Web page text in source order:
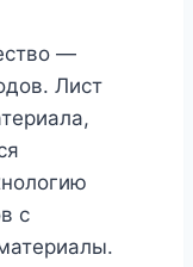
—
Лист
с